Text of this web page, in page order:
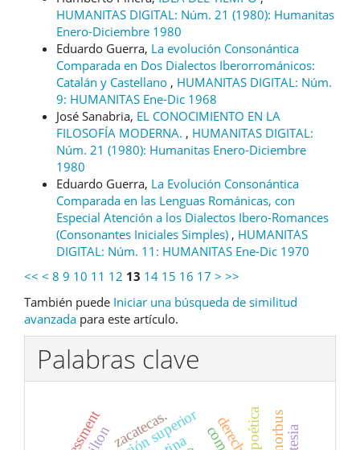
HUMANITAS DIGITAL: Núm. 21 (1980): Humanitas
Enero-Diciembre 1980
Eduardo Guerra, La evolución Consonántica
Comparada en Dos Dialectos Iberorrománicos:
Catalán y Castellano , HUMANITAS DIGITAL: Núm.
9: HUMANITAS Ene-Dic 1968
José Sanabria, EL CONOCIMIENTO EN LA
FILOSOFÍA MODERNA. , HUMANITAS DIGITAL:
Núm. 21 (1980): Humanitas Enero-Diciembre
1980
Eduardo Guerra, La Evolución Consonántica
Comparada en las Lenguas Románicas, con
Especial Atención a los Dialectos Ibero-Romances
(Consonantes Iniciales Simples) , HUMANITAS
DIGITAL: Núm. 11: HUMANITAS Ene-Dic 1970
<< < 8 9 10 11 12 13 14 15 16 17 > >>
También puede Iniciar una búsqueda de similitud
avanzada para este artículo.
Palabras clave
zacatecas. poética